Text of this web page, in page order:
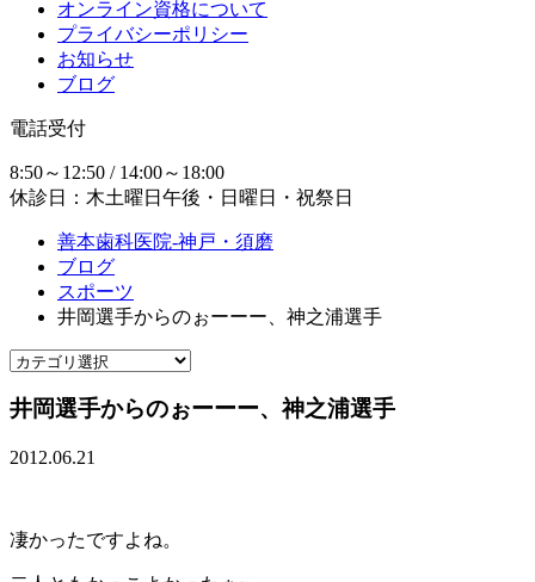
オンライン資格について
プライバシーポリシー
お知らせ
ブログ
電話受付
8:50～12:50 / 14:00～18:00
休診日：木土曜日午後・日曜日・祝祭日
善本歯科医院-神戸・須磨
ブログ
スポーツ
井岡選手からのぉーーー、神之浦選手
井岡選手からのぉーーー、神之浦選手
2012.06.21
凄かったですよね。